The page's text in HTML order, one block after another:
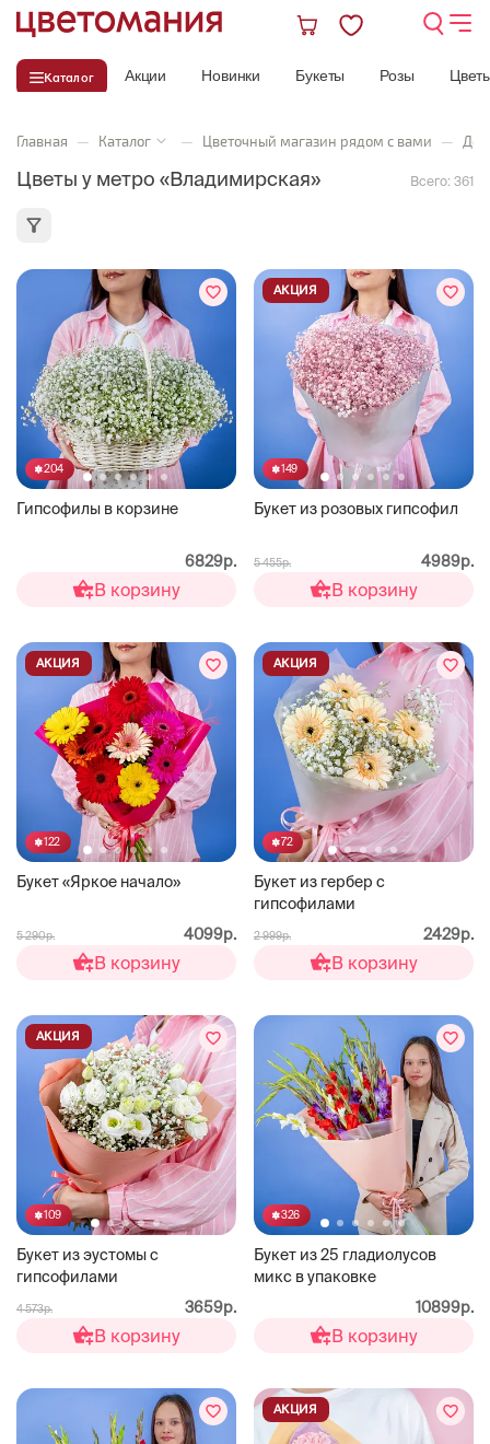
Каталог Акции Новинки Букеты Розы
Главная — Каталог — Цветочный магазин рядом с вами —
Цветы у метро «Владимирская» Всего: 361
204
Гипсофилы в корзине
6829р.
В корзину
149
Букет из розовых гипсофил
АКЦИЯ
5 455р. 4989р.
В корзину
122
Букет «Яркое начало»
АКЦИЯ
5 290р. 4099р.
В корзину
72
Букет из гербер с
гипсофилами
АКЦИЯ
2 999р. 2429р.
В корзину
109
Букет из эустомы с
гипсофилами
АКЦИЯ
4 573р. 3659р.
В корзину
326
Букет из 25 гладиолусов
микс в упаковке
10899р.
В корзину
АКЦИЯ